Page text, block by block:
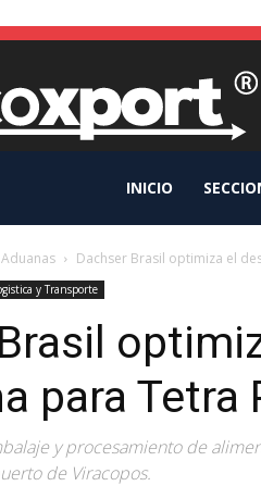
INICIO
Dachser Brasil optimiza el
y Transporte
para Tetra
y procesamiento de
de Viracopos.